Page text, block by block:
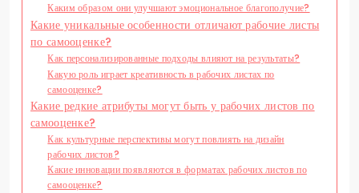
Каким образом они улучшают эмоциональное благополучие?
Какие уникальные особенности отличают рабочие листы
по самооценке?
Как персонализированные подходы влияют на результаты?
Какую роль играет креативность в рабочих листах по
самооценке?
Какие редкие атрибуты могут быть у рабочих листов по
самооценке?
Как культурные перспективы могут повлиять на дизайн
рабочих листов?
Какие инновации появляются в форматах рабочих листов по
самооценке?